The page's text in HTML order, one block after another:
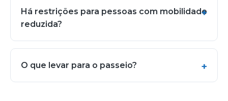
Há restrições para pessoas com mobilidade
reduzida?
O que levar para o passeio?